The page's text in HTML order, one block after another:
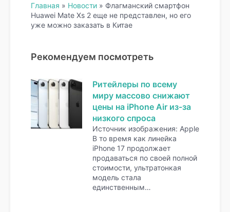
Главная » Новости » Флагманский смартфон
Huawei Mate Xs 2 еще не представлен, но его
уже можно заказать в Китае
Рекомендуем посмотреть
Ритейлеры по всему
миру массово снижают
цены на iPhone Air из-за
низкого спроса
Источник изображения: Apple
В то время как линейка
iPhone 17 продолжает
продаваться по своей полной
стоимости, ультратонкая
модель стала
единственным…